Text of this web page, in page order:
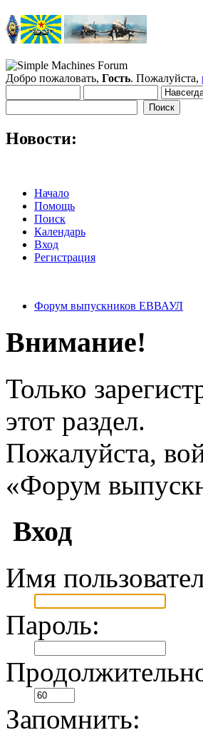
Добро пожаловать, Гость. Пожалуйста,
Новости:
Начало
Помощь
Поиск
Календарь
Вход
Регистрация
Форум выпускников ЕВВАУЛ
Внимание!
Только
этот раздел.
Пожалуйста,
«Форум
Вход
Имя
Пароль:
Запомнить: